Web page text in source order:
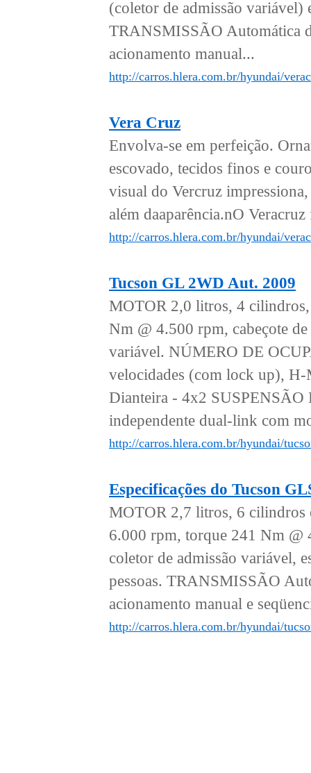
(coletor de admissão
TRANSMISSÃO Automática
acionamento manual...
http://carros.hlera.com.br/hyundai/
Vera Cruz
Envolva-se em perfeição.
escovado, tecidos finos e
visual do Vercruz
além daaparência.nO
http://carros.hlera.com.br/hyundai/
Tucson GL 2WD Aut. 2009
MOTOR 2,0 litros, 4
Nm @ 4.500 rpm, cabeçote
variável. NÚMERO DE
velocidades (com lock up),
Dianteira - 4x2 SUSPENSÃO
independente dual-link com
http://carros.hlera.com.br/hyundai/
Especificações do Tucson
MOTOR 2,7 litros, 6
6.000 rpm, torque 241 Nm
coletor de admissão variável,
pessoas. TRANSMISSÃO
acionamento manual e
http://carros.hlera.com.br/hyundai/